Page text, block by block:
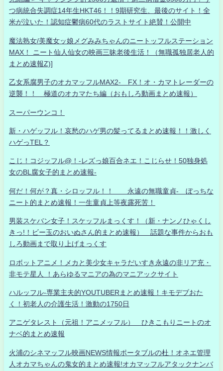
つ病統合失調症14年生HKT46！！9期研究生、最後のサイト！全
米が泣いた！認知症鬱病60代のラストサイト絶賛！公開中
魔法熟女/美魔女ッ娘メグみみちゃんのニートッフルステーション
MAX！ ニート仙人仙女の映画三昧老後生活！（無職孤独居老人的
まとめ速報Z)]
乙女系腐男子のオカマッフルMAX2- FX！オ・カマトレーダーの
逆襲！！ 極道のオカマたち編（おもしろ動画まとめ速報）
スーパーウンコ！
新・ハゲッフル！哀愁のハゲ男の髪ってるまとめ速報！！激しく
ハゲっTEL？
こじ！コジッフル@！-レズっ娘百合ネエ！こじらせ！50独身処
女のBL腐女子的まとめ速報-
何だ！何が？真・シロッフル！！ 永遠の無職童貞- ぼっちな
ニート的まとめ速報！一生童貞上等夜露死苦！
男装スケバン女子！スケッフルまっくす！（新・ナンノひゃくし
きっ!！ビー玉のおいぬさん的まとめ速報） 話題な事件からおも
しろ動画まで取り上げまっくす
ロボットアニメ！メカと美少女キャラだいすき永遠の非リア充・
非モテ星人 ！あらゆるマニアの為のマニアックサイト
ハルッフル-専業主夫的YOUTUBERまとめ速報！キモデブおた
く！初老人の介護生活！激動の1750日
アニゲタレスト（元祖！アニメッフル） ひきこもりニートのオ
ナベ的まとめ速報
火浦のシネマッフル映画NEWS情報ポータブルの杜！オネエ管理
人オカマちゃんの鬼女的まとめ速報!オカマッフルアタックナンバ